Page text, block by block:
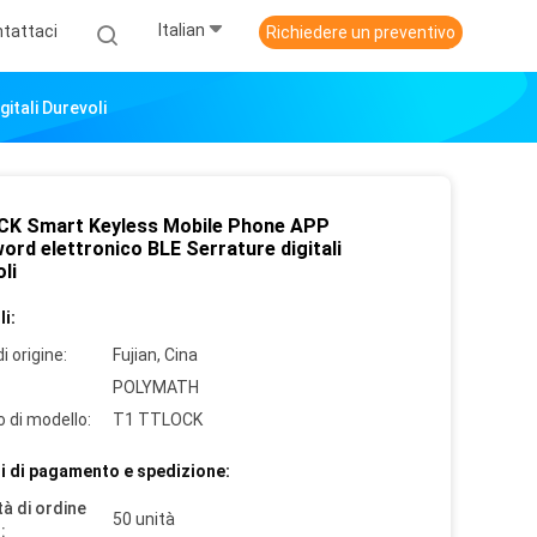
Italian Richiedere un preventivo
Durevoli
Smart Keyless Mobile Phone APP
elettronico BLE Serrature digitali
origine:
Fujian, Cina
POLYMATH
di modello:
T1 TTLOCK
di pagamento e spedizione:
di ordine
50 unità